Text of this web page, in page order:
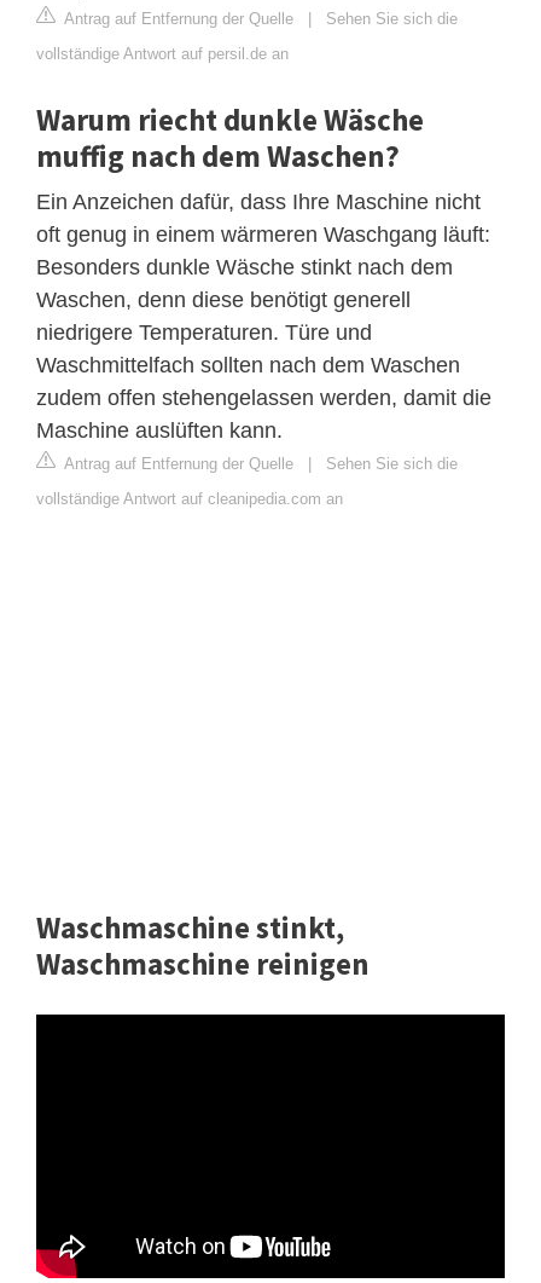
Antrag auf Entfernung der Quelle
Sehen Sie sich die
vollständige Antwort auf persil.de an
Warum riecht dunkle Wäsche
muffig nach dem Waschen?
Ein Anzeichen dafür, dass Ihre Maschine nicht
oft genug in einem wärmeren Waschgang läuft:
Besonders dunkle Wäsche stinkt nach dem
Waschen, denn diese benötigt generell
niedrigere Temperaturen. Türe und
Waschmittelfach sollten nach dem Waschen
zudem offen stehengelassen werden, damit die
Maschine auslüften kann.
Antrag auf Entfernung der Quelle
Sehen Sie sich die
vollständige Antwort auf cleanipedia.com an
Waschmaschine stinkt,
Waschmaschine reinigen